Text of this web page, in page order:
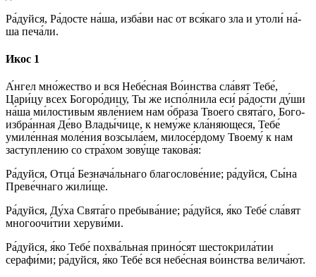
Ра́­дуй­ся, Ра́­дос­те на́­ша, из­ба́­ви нас от вся́­ка­го зла и утоли́ на́­
ша пе­ча́­ли.
Икос 1
А́н­гел мно́­жест­во и вся Не­бе́с­ная Во́­ин­ства сла́вят Те­бе́,
Цари́цу всех Богоро́дицу, Ты же испо́лнила еси́ ра́­дос­ти ду́­ши
на́­ша ми́лостивым яв­ле́­ни­ем нам о́браза Тво­его́ свя­та́­го, Бо­го­
из­бра́н­ная Де́­во Вла­ды́­чи­це, к нему́же кла́няющеся, Те­бе́
умиле́нная мо­ле́­ния возсыла́ем, милосе́рдому Тво­ему́ к нам
зас­туп­ле­нию со стра́­хом зо­ву́­ще та­ко­ва́я:
Ра́­дуй­ся, От­ца́ Безнача́льнаго благослове́ние; ра́­дуй­ся, Сы́­на
Преве́чнаго жи­ли́­ще.
Ра́­дуй­ся, Ду́­ха Свя­та́­го пребыва́ние; ра́­дуй­ся, я́ко Те­бе́ сла́вят
многоочи́тии херуви́ми.
Ра́­дуй­ся, я́ко Те­бе́ по­хва́ль­ная при­но́­сят шестокрила́тии
серафи́ми; ра́­дуй­ся, я́ко Те­бе́ вся не­бе́с­ная во́­ин­ства велича́ют.